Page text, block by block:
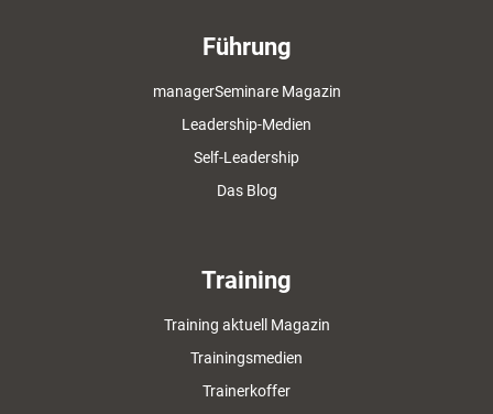
Führung
managerSeminare Magazin
Leadership-Medien
Self-Leadership
Das Blog
Training
Training aktuell Magazin
Trainingsmedien
Trainerkoffer